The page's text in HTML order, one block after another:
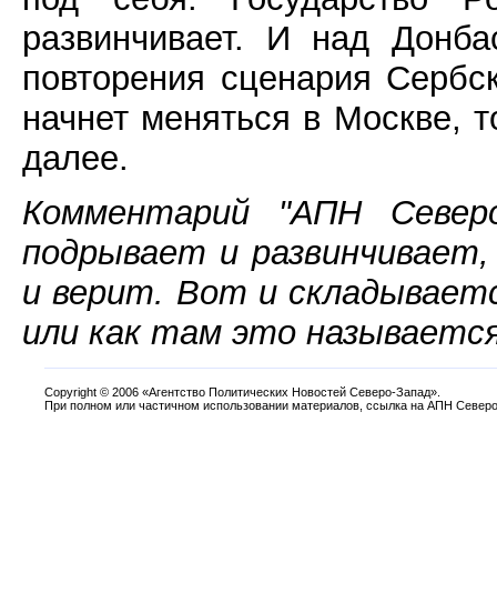
развинчивает. И над
повторения сценария
начнет меняться в Москве,
далее.
Комментарий "АПН
подрывает и
и верит. Вот и
или как там это
Copyright © 2006 «Агентство Политических Новостей Северо-Запад».
При полном или частичном использовании материалов, ссылка на АПН